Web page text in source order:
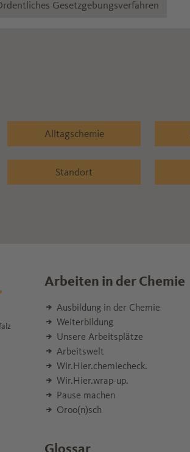
Gesetzgebungsverfahren
Alltagschemie
Standort
Arbeiten in der Chemie
Ausbildung in der Chemie
Weiterbildung
Unsere Arbeitsplätze
Arbeitswelt
Wir.Hier.chemiecheck.
Wir.Hier.wrap-up.
Pause machen
Oroo(n)sch